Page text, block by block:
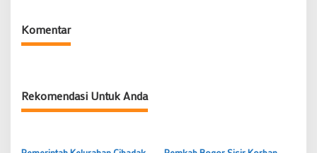
Komentar
Rekomendasi Untuk Anda